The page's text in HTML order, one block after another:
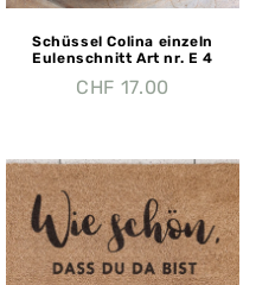
Schüssel Colina einzeln
Eulenschnitt Art nr. E 4
CHF 17.00